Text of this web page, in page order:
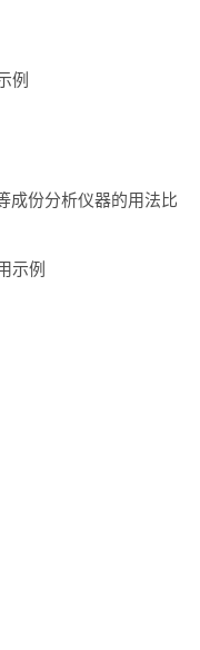
例
成份分析仪器的用法比
示例